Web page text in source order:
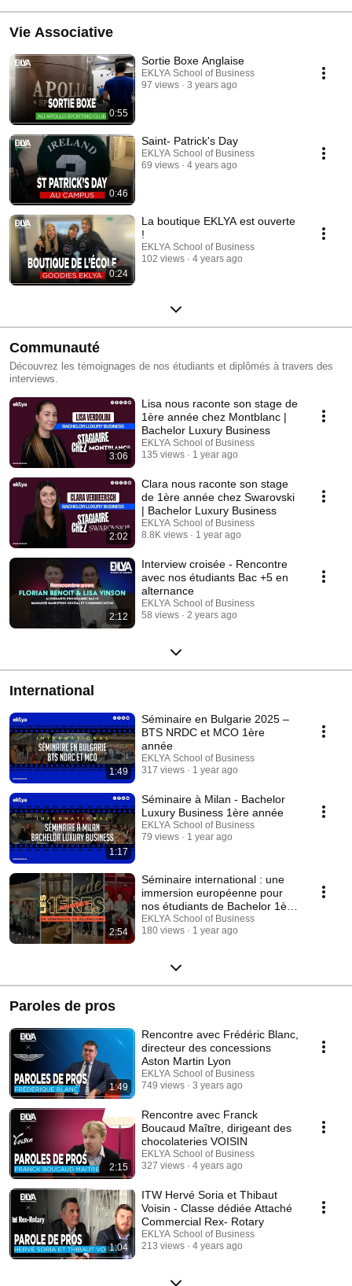
Vie Associative
0:55
Sortie Boxe Anglaise
EKLYA School of Business
97 views
3 years ago
0:46
Saint- Patrick's Day
EKLYA School of Business
69 views
4 years ago
0:24
La boutique EKLYA est ouverte
!
EKLYA School of Business
102 views
4 years ago
Communauté
Découvrez les témoignages de nos étudiants et diplômés à travers des
interviews.
3:06
Lisa nous raconte son stage de
1ère année chez Montblanc |
Bachelor Luxury Business
EKLYA School of Business
135 views
1 year ago
2:02
Clara nous raconte son stage
de 1ère année chez Swarovski
| Bachelor Luxury Business
EKLYA School of Business
8.8K views
1 year ago
2:12
Interview croisée - Rencontre
avec nos étudiants Bac +5 en
alternance
EKLYA School of Business
58 views
2 years ago
International
1:49
Séminaire en Bulgarie 2025 –
BTS NRDC et MCO 1ère
année
EKLYA School of Business
317 views
1 year ago
1:17
Séminaire à Milan - Bachelor
Luxury Business 1ère année
EKLYA School of Business
79 views
1 year ago
2:54
Séminaire international : une
immersion européenne pour
nos étudiants de Bachelor 1ère
année
EKLYA School of Business
180 views
1 year ago
Paroles de pros
1:49
Rencontre avec Frédéric Blanc,
directeur des concessions
Aston Martin Lyon
EKLYA School of Business
749 views
3 years ago
2:15
Rencontre avec Franck
Boucaud Maître, dirigeant des
chocolateries VOISIN
EKLYA School of Business
327 views
4 years ago
1:04
ITW Hervé Soria et Thibaut
Voisin - Classe dédiée Attaché
Commercial Rex- Rotary
EKLYA School of Business
213 views
4 years ago